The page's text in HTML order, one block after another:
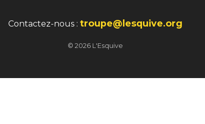
Contactez-nous : troupe@lesquive.org
© 2026 L'Esquive